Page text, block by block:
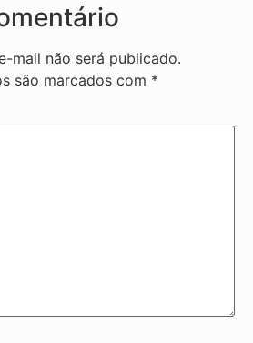
mail não será publicado.
são marcados com *